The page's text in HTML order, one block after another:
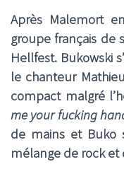
Après Malemort
groupe français de
Hellfest. Bukowski
le chanteur M
compact malgré
me your fucking
de mains et Buko
mélange de rock et